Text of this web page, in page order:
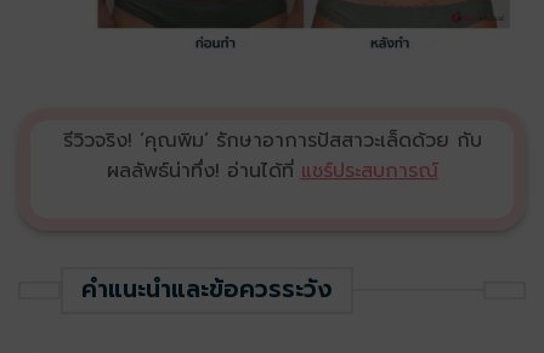
รีวิวจริง! ‘คุณพิม’ รักษาอาการปัสสาวะเล็ดด้วย กับ
ผลลัพธ์น่าทึ่ง! อ่านได้ที่แชร์ประสบการณ์
คำแนะนำและข้อควรระวัง